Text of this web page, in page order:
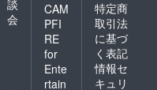
談
会
CAM
PFI
RE
for
Ente
rtain
特定商
取引法
に基づ
く表記
情報セ
キュリ